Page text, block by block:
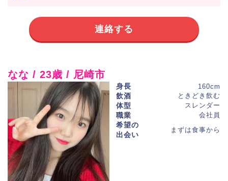
連絡する
なな / 23歳 / 尼崎市
身長 160cm
飲酒 ときどき飲む
体型 スレンダー
職業 会社員
希望の
出会い
まずは食事から